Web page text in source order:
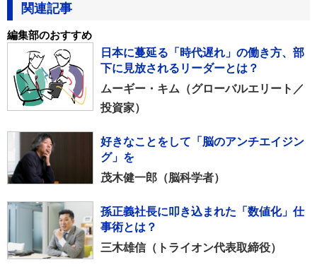
関連記事
編集部のおすすめ
日本に蔓延る「時代遅れ」の働き方、部
下に見放されるリーダーとは？
ムーギー・キム（グローバルエリート／
投資家）
好きなことをして「脳のアンチエイジン
グ」を
茂木健一郎（脳科学者）
孫正義社長に叩き込まれた「数値化」仕
事術とは？
三木雄信（トライオン代表取締役）